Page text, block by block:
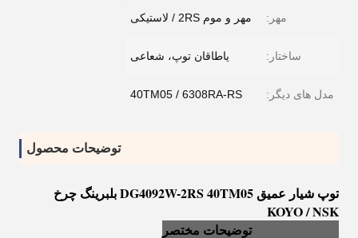
مهر: مهر و موم 2RS / لاستیکی
ساختار: یاطاقان توپ، شعاعی
مدل های دیگر: 40TM05 / 6308RA-RS
توضیحات محصول
توپ شیار عمیق DG4092W-2RS 40TM05 بلبرینگ چرخ
KOYO / NSK